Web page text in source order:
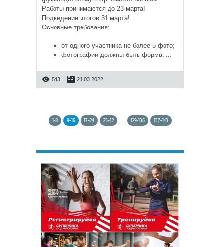
Работы принимаются до 23 марта!
Подведение итогов 31 марта!
Основные требования:
от одного участника не более 5 фото;
фотографии должны быть форма.....
543 21.03.2022
1-8 9-16 17-24 25-32 129-136 137-143